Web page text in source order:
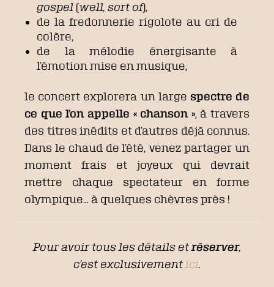
gospel (well, sort of),
de la fredonnerie rigolote au cri de
colère,
de la mélodie énergisante à
l’émotion mise en musique,
le concert explorera un large spectre de
ce que l’on appelle « chanson », à travers
des titres inédits et d’autres déjà connus.
Dans le chaud de l’été, venez partager un
moment frais et joyeux qui devrait
mettre chaque spectateur en forme
olympique… à quelques chèvres près !
Pour avoir tous les détails etréserver,
c’est exclusivement ici.